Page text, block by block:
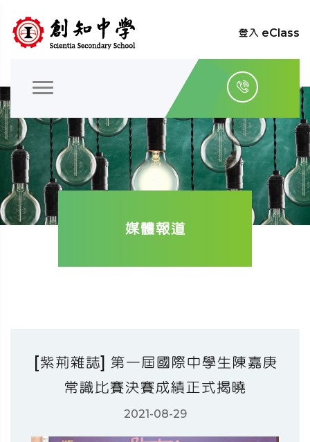
登入 eClass
媒體報道
[紫荊雜誌] 第一屆國際中學生陳嘉庚
常識比賽決賽成績正式揭曉
2021-08-29